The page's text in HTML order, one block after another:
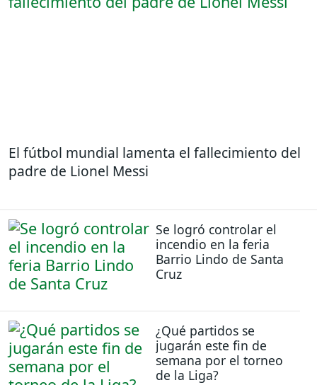
El fútbol mundial lamenta el fallecimiento del
padre de Lionel Messi
Se logró controlar el
incendio en la feria
Barrio Lindo de Santa
Cruz
¿Qué partidos se
jugarán este fin de
semana por el torneo
de la Liga?